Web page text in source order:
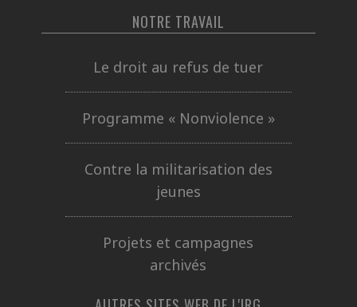
NOTRE TRAVAIL
Le droit au refus de tuer
Programme « Nonviolence »
Contre la militarisation des
jeunes
Projets et campagnes
archivés